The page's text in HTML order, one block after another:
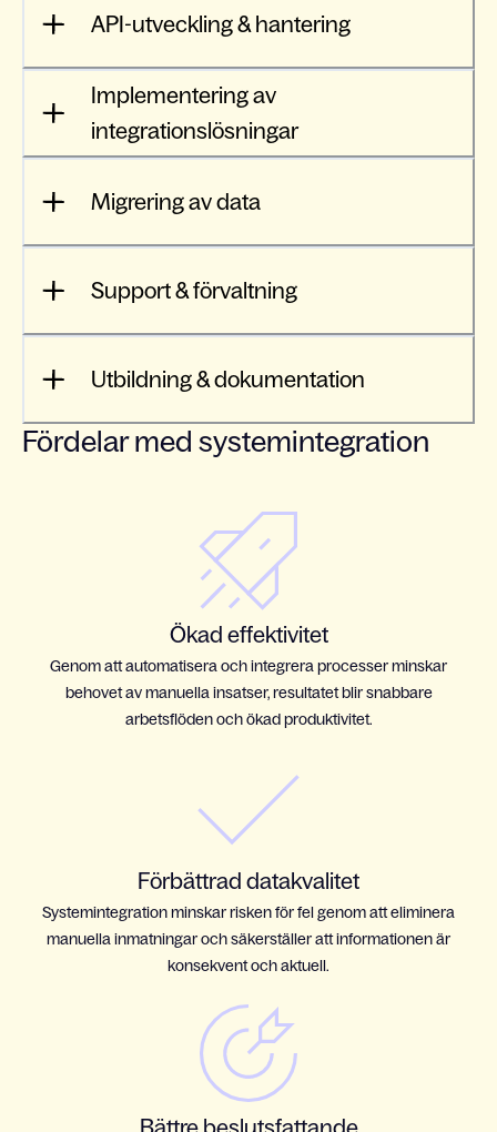
API-utveckling & hantering
Implementering av
integrationslösningar
Migrering av data
Support & förvaltning
Utbildning & dokumentation
Fördelar med systemintegration
Ökad effektivitet
Genom att automatisera och integrera processer minskar
behovet av manuella insatser, resultatet blir snabbare
arbetsflöden och ökad produktivitet.
Förbättrad datakvalitet
Systemintegration minskar risken för fel genom att eliminera
manuella inmatningar och säkerställer att informationen är
konsekvent och aktuell.